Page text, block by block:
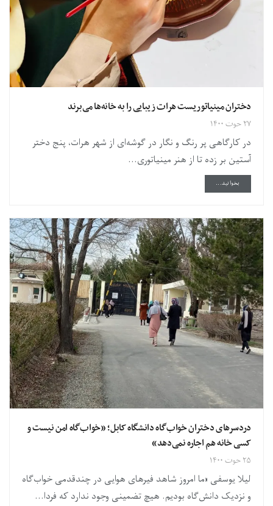
دختران مینیاتوریست هرات زیبایی را به خانه‌ها می‌برند
۲۷ حوت ۱۴۰۰
در کارگاهی پر رنگ و نگار در گوشه‌ای از شهر هرات، پنج دختر
آستین بر زده تا از هنر مینیاتوری...
بخوانید...
دردسرهای دختران خواب‌گاه دانشگاه کابل؛ «خواب‌گاه امن نیست و
کسی خانه هم اجاره نمی‌دهد»
۲۵ حوت ۱۴۰۰
لیلا یوسفی «ما امروز شاهد فیرهای هوایی در چندقدمی خواب‌گاه
و نزدیک دانش‌گاه بودیم.‌ هیچ‌ تضمینی وجود ندارد که فردا...